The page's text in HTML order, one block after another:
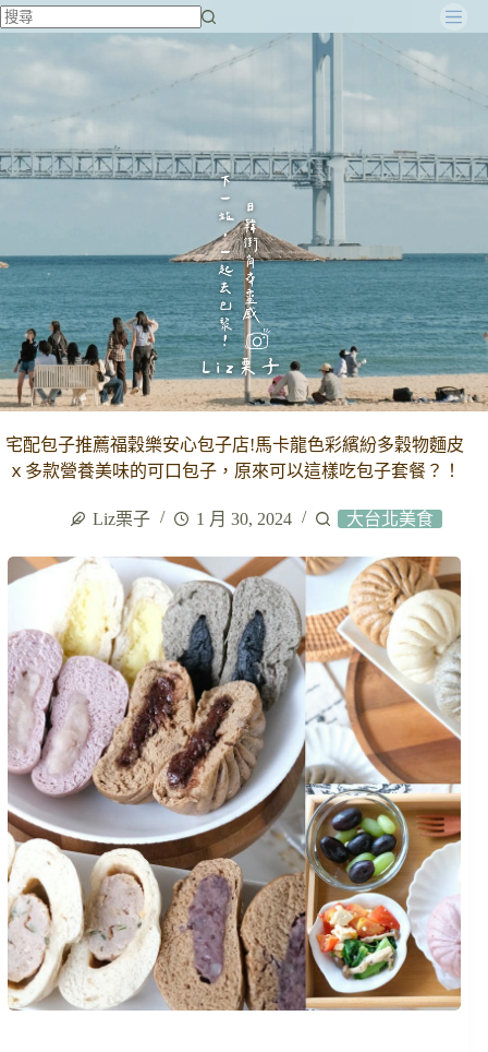
跳
容
宅配包子推薦福穀樂安心包子店!馬卡龍色彩繽紛多穀物麵皮
ｘ多款營養美味的可口包子，原來可以這樣吃包子套餐？！
Liz栗子 1 月 30, 2024 大台北美食